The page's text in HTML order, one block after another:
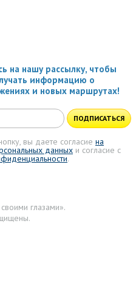
на нашу рассылку, чтобы
информацию о
и новых маршрутах!
ПОДПИСАТЬСЯ
вы даете согласие на
данных и согласие с
.
глазами».